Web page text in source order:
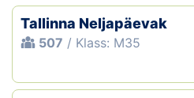
Tallinna Neljapäevak
507 / Klass: M35